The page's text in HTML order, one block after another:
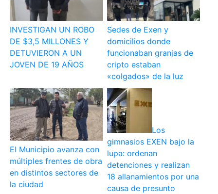
INVESTIGAN UN ROBO
DE $3,5 MILLONES Y
DETUVIERON A UN
JOVEN DE 19 AÑOS
Sedes de Exen y
domicilios donde
funcionaban granjas de
cripto estaban
«colgados» de la luz
El Municipio avanza con
múltiples frentes de obra
en distintos sectores de
la ciudad
Los
gimnasios EXEN bajo la
lupa: ordenan
detenciones y realizan
18 allanamientos por una
causa de presunto